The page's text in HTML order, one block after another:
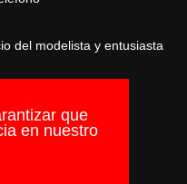
que
en nuestro
del modelista y entusiasta